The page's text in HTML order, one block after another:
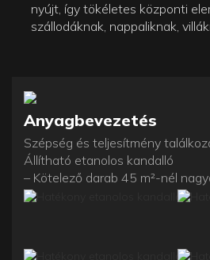
nyújt, így tökéletes központi
szállodáknak, nappaliknak,
Anyagbevezetés
Szépség és teljesítmény
Állítható etanolos kandalló
– Kötelező darab 45 m²-nél